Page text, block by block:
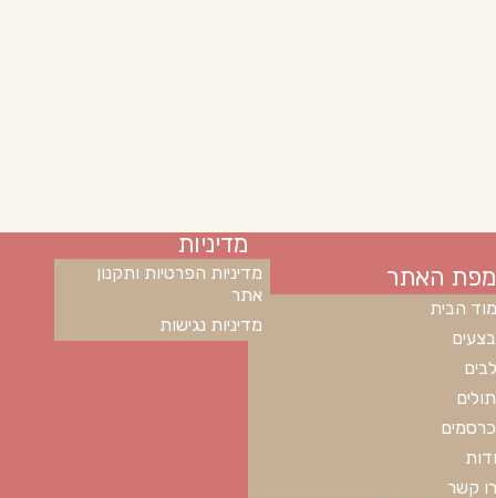
מפת האתר
הבית
קשר
מדיניות
מדיניות הפרטיות ותקנון
אתר
מדיניות נגישות